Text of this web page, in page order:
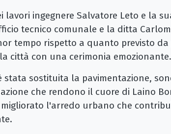
lavori ingegnere Salvatore Leto e la
tecnico comunale e la ditta
tempo rispetto a quanto previsto da
città con una cerimonia emozionante.
stata sostituita la pavimentazione,
che rendono il cuore di Laino
migliorato l'arredo urbano che